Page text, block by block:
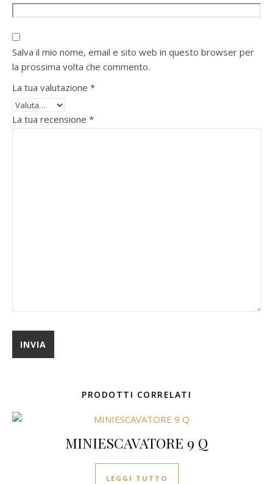
Salva il mio nome, email e sito web in questo browser per
la prossima volta che commento.
La tua valutazione *
La tua recensione *
PRODOTTI CORRELATI
MINIESCAVATORE 9 Q
LEGGI TUTTO